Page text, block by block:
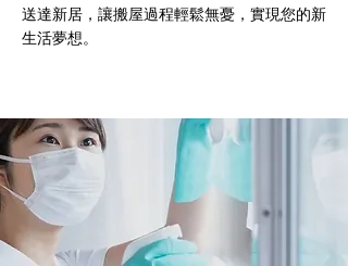
送達新居，讓搬屋過程輕鬆無憂，實現您的新
生活夢想。